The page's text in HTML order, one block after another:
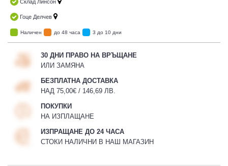
Склад Линсон
Гоце Делчев
Наличен до 48 часа 3 до 10 дни
30 ДНИ ПРАВО НА ВРЪЩАНЕ
ИЛИ ЗАМЯНА
БЕЗПЛАТНА ДОСТАВКА
НАД 75,00€ / 146,69 ЛВ.
ПОКУПКИ
НА ИЗПЛАЩАНЕ
ИЗПРАЩАНЕ ДО 24 ЧАСА
СТОКИ НАЛИЧНИ В НАШ МАГАЗИН